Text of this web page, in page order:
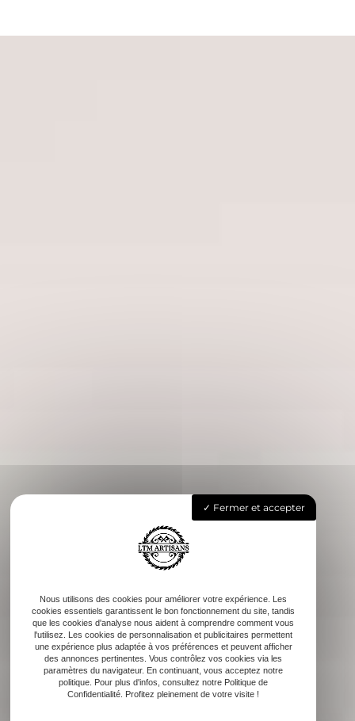
Fermer et accepter
Nous utilisons des cookies pour améliorer votre expérience. Les
cookies essentiels garantissent le bon fonctionnement du site, tandis
que les cookies d'analyse nous aident à comprendre comment vous
l'utilisez. Les cookies de personnalisation et publicitaires permettent
une expérience plus adaptée à vos préférences et peuvent afficher
des annonces pertinentes. Vous contrôlez vos cookies via les
paramètres du navigateur. En continuant, vous acceptez notre
politique. Pour plus d'infos, consultez notre Politique de
Confidentialité. Profitez pleinement de votre visite !